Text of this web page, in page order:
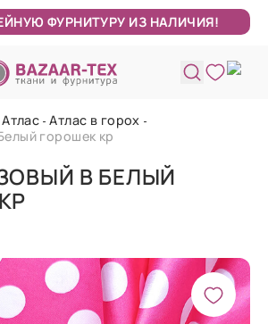
ФУРНИТУРУ ИЗ НАЛИЧИЯ!
Атлас Атлас в горох
горошек кр
В БЕЛЫЙ